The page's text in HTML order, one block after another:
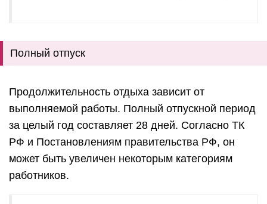
Полный отпуск
Продолжительность отдыха зависит от
выполняемой работы. Полный отпускной период
за целый год составляет 28 дней. Согласно ТК
РФ и Постановлениям правительства РФ, он
может быть увеличен некоторым категориям
работников.